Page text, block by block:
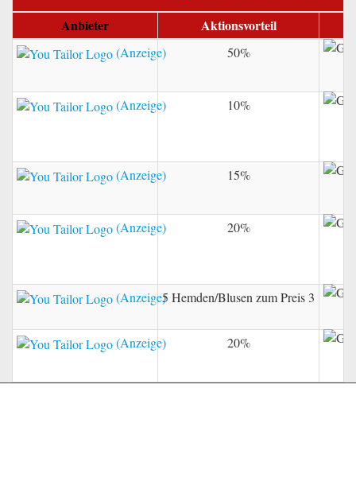
Anbieter Aktionsvorteil
50%
10%
15%
20%
5 Hemden/Blusen zum Preis 3
20%